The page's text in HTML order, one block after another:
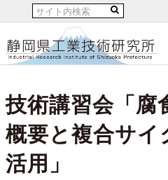
技術講習会「腐
概要と複合サイ
活用」